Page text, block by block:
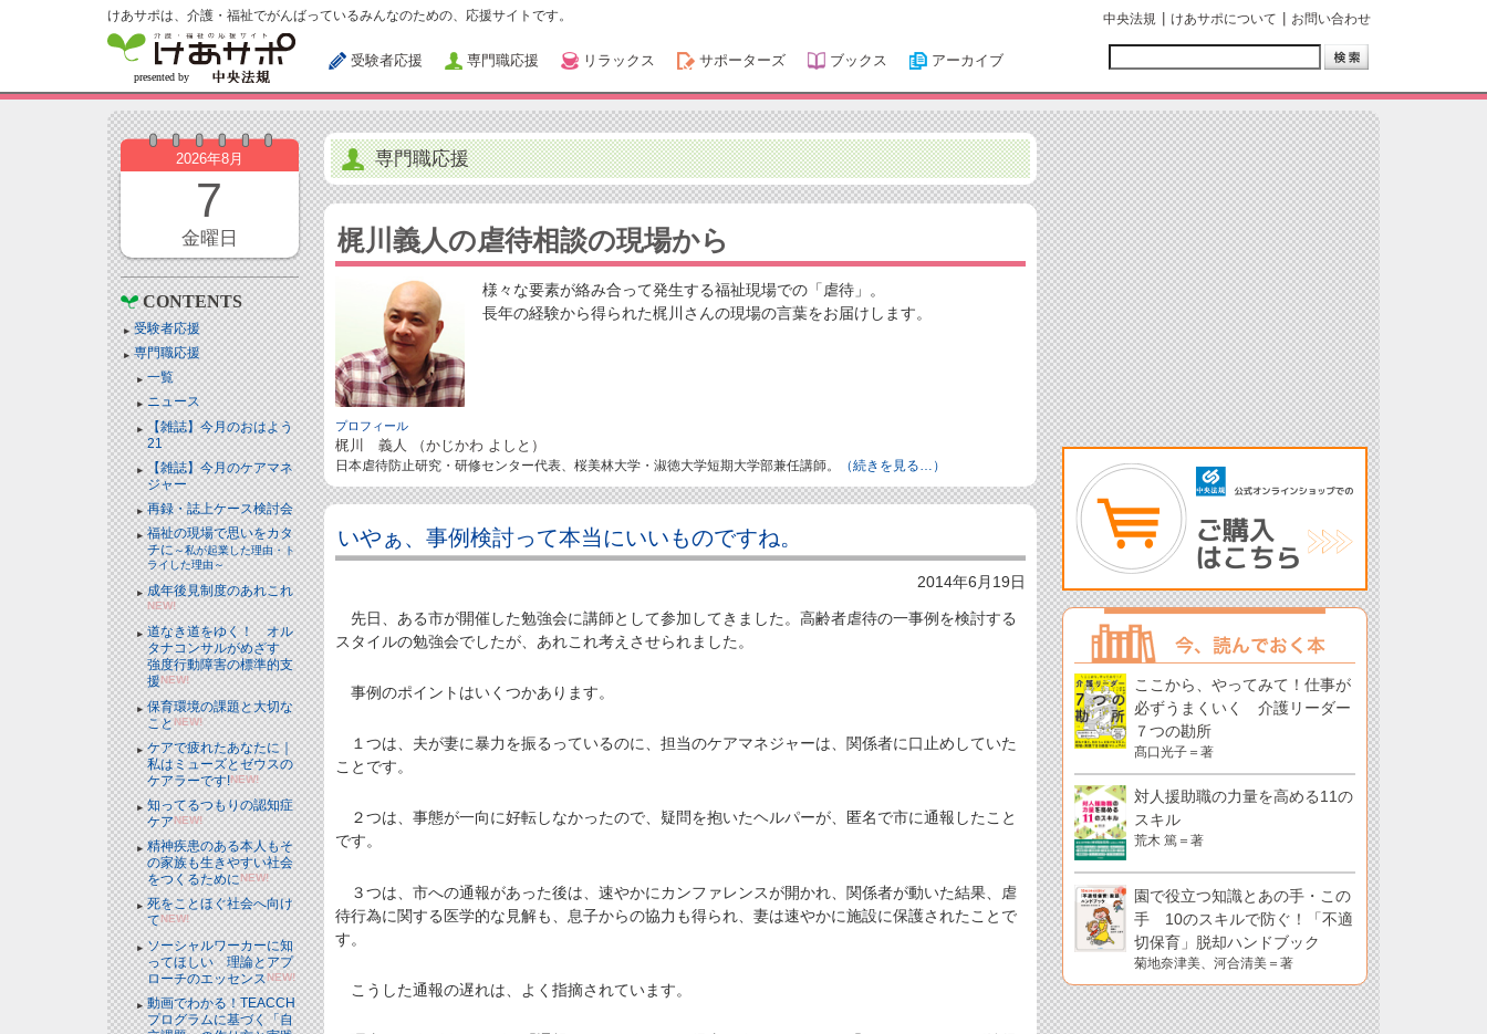
けあサポは、介護・福祉でがんばっているみんなのための、応援サイトです。
受験者応援 専門職応援 リラックス サポーターズ ブックス アーカイブ
中央法規 けあサポについて お問い合わせ
2026年8月
7
金曜日
CONTENTS
受験者応援
専門職応援
一覧
ニュース
【雑誌】今月のおはよう
21
【雑誌】今月のケアマネ
ジャー
再録・誌上ケース検討会
福祉の現場で思いをカタ
チに～私が起業した理由・ト
ライした理由～
成年後見制度のあれこれ
NEW!
道なき道をゆく！ オル
タナコンサルがめざす
強度行動障害の標準的支
援NEW!
保育環境の課題と大切な
ことNEW!
ケアで疲れたあなたに｜
私はミューズとゼウスの
ケアラーです!NEW!
知ってるつもりの認知症
ケアNEW!
精神疾患のある本人もそ
の家族も生きやすい社会
をつくるためにNEW!
死をことほぐ社会へ向け
てNEW!
ソーシャルワーカーに知
ってほしい 理論とアプ
ローチのエッセンスNEW!
動画でわかる！TEACCH
プログラムに基づく「自
専門職応援
梶川義人の虐待相談の現場から
様々な要素が絡み合って発生する福祉現場での「虐待」。
長年の経験から得られた梶川さんの現場の言葉をお届けします。
プロフィール
梶川 義人 （かじかわ よしと）
日本虐待防止研究・研修センター代表、桜美林大学・淑徳大学短期大学部兼任講師。 （続きを見る…）
いやぁ、事例検討って本当にいいものですね。
2014年6月19日
先日、ある市が開催した勉強会に講師として参加してきました。高齢者虐待の一事例を検討する
スタイルの勉強会でしたが、あれこれ考えさせられました。
事例のポイントはいくつかあります。
１つは、夫が妻に暴力を振るっているのに、担当のケアマネジャーは、関係者に口止めしていた
ことです。
２つは、事態が一向に好転しなかったので、疑問を抱いたヘルパーが、匿名で市に通報したこと
です。
３つは、市への通報があった後は、速やかにカンファレンスが開かれ、関係者が動いた結果、虐
待行為に関する医学的な見解も、息子からの協力も得られ、妻は速やかに施設に保護されたことで
す。
こうした通報の遅れは、よく指摘されています。
ここから、やってみて！仕事が
必ずうまくいく 介護リーダー
７つの勘所
髙口光子＝著
対人援助職の力量を高める11の
スキル
荒木 篤＝著
園で役立つ知識とあの手・この
手 10のスキルで防ぐ！「不適
切保育」脱却ハンドブック
菊地奈津美、河合清美＝著